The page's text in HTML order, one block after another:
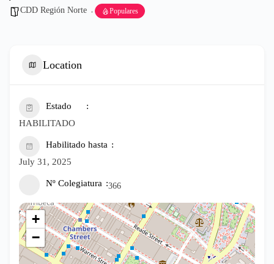
CDD Región Norte Populares
Location
Estado
HABILITADO
Habilitado hasta
July 31, 2025
Nº Colegiatura 366
+
−